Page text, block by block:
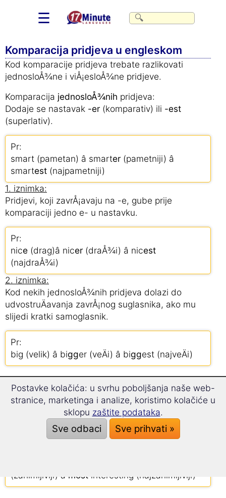
☰
Komparacija pridjeva u engleskom
Kod komparacije pridjeva trebate razlikovati
jednosloÅ¾ne i viÅ¡esloÅ¾ne pridjeve.
Komparacija jednosloÅ¾nih pridjeva:
Dodaje se nastavak -er (komparativ) ili -est
(superlativ).
Pr:
smart (pametan) â smarter (pametniji) â
smartest (najpametniji)
1. iznimka:
Pridjevi, koji zavrÅ¡avaju na -e, gube prije
komparaciji jedno e- u nastavku.
Pr:
nice (drag)â nicer (draÅ¾i) â nicest
(najdraÅ¾i)
2. iznimka:
Kod nekih jednosloÅ¾nih pridjeva dolazi do
udvostruÄavanja zavrÅ¡nog suglasnika, ako mu
slijedi kratki samoglasnik.
Pr:
big (velik) â bigger (veÄi) â biggest (najveÄi)
Komparacija viÅ¡esloÅ¾nih pridjeva u
engleskom
Dvo- ili viÅ¡esloÅ¾ni pridjevi se kompariraju
dodavanjem rijeÄi âmoreâ i âmostâ.
(zanimljiviji) â most interesting (najzanimljiviji)
Postavke kolačića: u svrhu poboljšanja naše web-
stranice, marketinga i analize, koristimo kolačiće u
sklopu zaštite podataka.
Sve odbaci Sve prihvati »